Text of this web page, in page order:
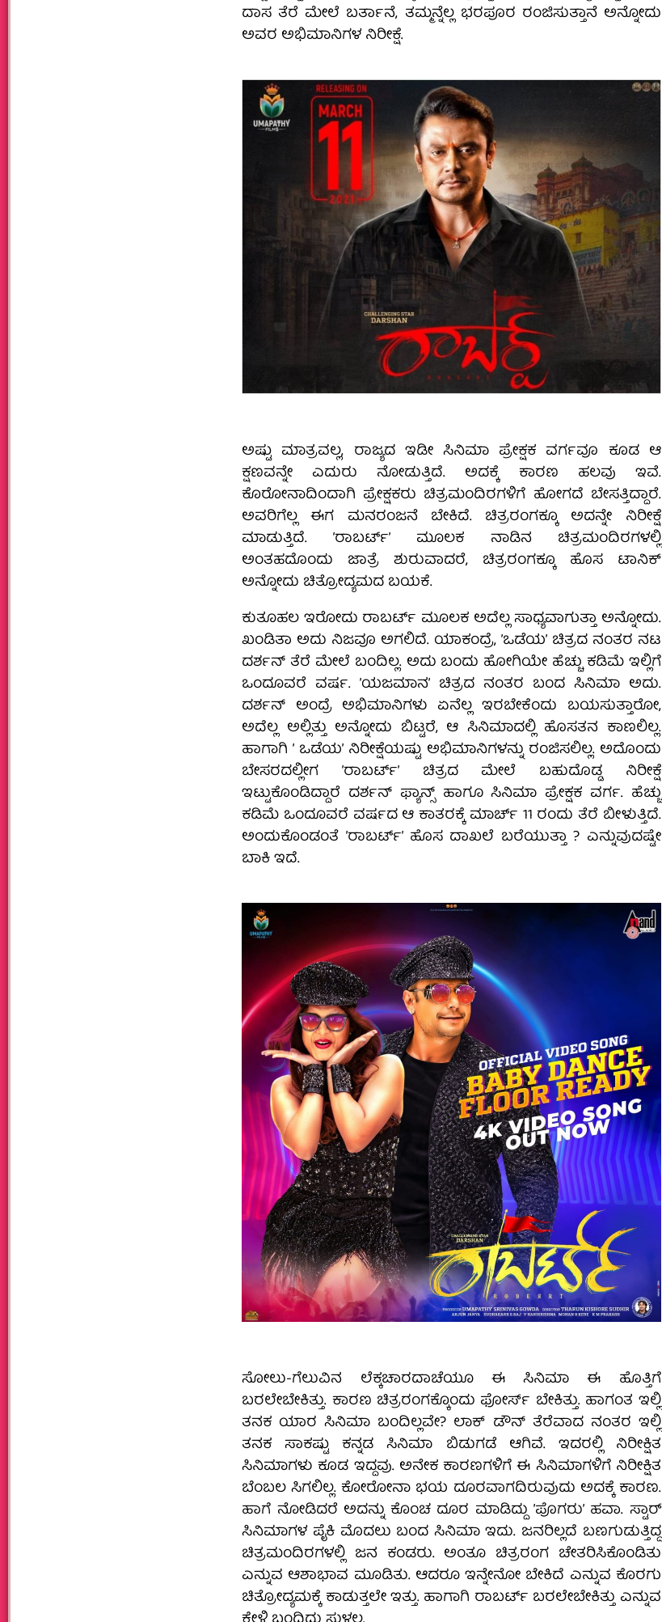
ದಾಸ ತೆರೆ ಮೇಲೆ ಬರ್ತಾನೆ, ತಮ್ಮನ್ನೆಲ್ಲ ಭರಪೂರ ರಂಜಿಸುತ್ತಾನೆ ಅನ್ನೋದು
ಅವರ ಅಭಿಮಾನಿಗಳ ನಿರೀಕ್ಷೆ.
ಅಷ್ಟು ಮಾತ್ರವಲ್ಲ, ರಾಜ್ಯದ ಇಡೀ ಸಿನಿಮಾ ಪ್ರೇಕ್ಷಕ ವರ್ಗವೂ ಕೂಡ ಆ
ಕ್ಷಣವನ್ನೇ ಎದುರು ನೋಡುತ್ತಿದೆ. ಅದಕ್ಕೆ ಕಾರಣ ಹಲವು ಇವೆ.
ಕೊರೋನಾದಿಂದಾಗಿ ಪ್ರೇಕ್ಷಕರು ಚಿತ್ರಮಂದಿರಗಳಿಗೆ ಹೋಗದೆ ಬೇಸತ್ತಿದ್ದಾರೆ.
ಅವರಿಗೆಲ್ಲ ಈಗ ಮನರಂಜನೆ ಬೇಕಿದೆ. ಚಿತ್ರರಂಗಕ್ಕೂ ಅದನ್ನೇ ನಿರೀಕ್ಷೆ
ಮಾಡುತ್ತಿದೆ. ʼರಾಬರ್ಟ್‌ʼ ಮೂಲಕ ನಾಡಿನ ಚಿತ್ರಮಂದಿರಗಳಲ್ಲಿ
ಅಂತಹದೊಂದು ಜಾತ್ರೆ ಶುರುವಾದರೆ, ಚಿತ್ರರಂಗಕ್ಕೂ ಹೊಸ ಟಾನಿಕ್‌
ಅನ್ನೋದು ಚಿತ್ರೋದ್ಯಮದ ಬಯಕೆ.
ಕುತೂಹಲ ಇರೋದು ರಾಬರ್ಟ್‌ ಮೂಲಕ ಅದೆಲ್ಲ ಸಾಧ್ಯವಾಗುತ್ತಾ ಅನ್ನೋದು.
ಖಂಡಿತಾ ಅದು ನಿಜವೂ ಅಗಲಿದೆ. ಯಾಕಂದ್ರೆ, ʼಒಡೆಯʼ ಚಿತ್ರದ ನಂತರ ನಟ
ದರ್ಶನ್‌ ತೆರೆ ಮೇಲೆ ಬಂದಿಲ್ಲ. ಅದು ಬಂದು ಹೋಗಿಯೇ ಹೆಚ್ಚು ಕಡಿಮೆ ಇಲ್ಲಿಗೆ
ಒಂದೂವರೆ ವರ್ಷ. ʼಯಜಮಾನʼ ಚಿತ್ರದ ನಂತರ ಬಂದ ಸಿನಿಮಾ ಅದು.
ದರ್ಶನ್‌ ಅಂದ್ರೆ ಅಭಿಮಾನಿಗಳು ಏನೆಲ್ಲ ಇರಬೇಕೆಂದು ಬಯಸುತ್ತಾರೋ,
ಅದೆಲ್ಲ ಅಲ್ಲಿತ್ತು ಅನ್ನೋದು ಬಿಟ್ಟರೆ, ಆ ಸಿನಿಮಾದಲ್ಲಿ ಹೊಸತನ ಕಾಣಲಿಲ್ಲ.
ಹಾಗಾಗಿ ʼ ಒಡೆಯʼ ನಿರೀಕ್ಷೆಯಷ್ಟು ಅಭಿಮಾನಿಗಳನ್ನು ರಂಜಿಸಲಿಲ್ಲ. ಅದೊಂದು
ಬೇಸರದಲ್ಲೀಗ ʼರಾಬರ್ಟ್‌ʼ ಚಿತ್ರದ ಮೇಲೆ ಬಹುದೊಡ್ಡ ನಿರೀಕ್ಷೆ
ಇಟ್ಟುಕೊಂಡಿದ್ದಾರೆ ದರ್ಶನ್‌ ಫ್ಯಾನ್ಸ್‌ ಹಾಗೂ ಸಿನಿಮಾ ಪ್ರೇಕ್ಷಕ ವರ್ಗ. ಹೆಚ್ಚು
ಕಡಿಮೆ ಒಂದೂವರೆ ವರ್ಷದ ಆ ಕಾತರಕ್ಕೆ ಮಾರ್ಚ್‌ 11 ರಂದು ತೆರೆ ಬೀಳುತ್ತಿದೆ.
ಅಂದುಕೊಂಡಂತೆ ʼರಾಬರ್ಟ್‌ʼ ಹೊಸ ದಾಖಲೆ ಬರೆಯುತ್ತಾ ? ಎನ್ನುವುದಷ್ಟೇ
ಬಾಕಿ ಇದೆ.
ಸೋಲು-ಗೆಲುವಿನ ಲೆಕ್ಕಚಾರದಾಚೆಯೂ ಈ ಸಿನಿಮಾ ಈ ಹೊತ್ತಿಗೆ
ಬರಲೇಬೇಕಿತ್ತು. ಕಾರಣ ಚಿತ್ರರಂಗಕ್ಕೊಂದು ಫೋರ್ಸ್‌ ಬೇಕಿತ್ತು. ಹಾಗಂತ ಇಲ್ಲಿ
ತನಕ ಯಾರ ಸಿನಿಮಾ ಬಂದಿಲ್ಲವೇ? ಲಾಕ್‌ ಡೌನ್‌ ತೆರೆವಾದ ನಂತರ ಇಲ್ಲಿ
ತನಕ ಸಾಕಷ್ಟು ಕನ್ನಡ ಸಿನಿಮಾ ಬಿಡುಗಡೆ ಆಗಿವೆ. ಇದರಲ್ಲಿ ನಿರೀಕ್ಷಿತ
ಸಿನಿಮಾಗಳು ಕೂಡ ಇದ್ದವು. ಅನೇಕ ಕಾರಣಗಳಿಗೆ ಈ ಸಿನಿಮಾಗಳಿಗೆ ನಿರೀಕ್ಷಿತ
ಬೆಂಬಲ ಸಿಗಲಿಲ್ಲ. ಕೋರೋನಾ ಭಯ ದೂರವಾಗದಿರುವುದು ಅದಕ್ಕೆ ಕಾರಣ.
ಹಾಗೆ ನೋಡಿದರೆ ಅದನ್ನು ಕೊಂಚ ದೂರ ಮಾಡಿದ್ದು ʼಪೊಗರುʼ ಹವಾ. ಸ್ಟಾರ್‌
ಸಿನಿಮಾಗಳ ಪೈಕಿ ಮೊದಲು ಬಂದ ಸಿನಿಮಾ ಇದು. ಜನರಿಲ್ಲದೆ ಬಣಗುಡುತ್ತಿದ್ದ
ಚಿತ್ರಮಂದಿರಗಳಲ್ಲಿ ಜನ ಕಂಡರು. ಅಂತೂ ಚಿತ್ರರಂಗ ಚೇತರಿಸಿಕೊಂಡಿತು
ಎನ್ನುವ ಆಶಾಭಾವ ಮೂಡಿತು. ಆದರೂ ಇನ್ನೇನೋ ಬೇಕಿದೆ ಎನ್ನುವ ಕೊರಗು
ಚಿತ್ರೋದ್ಯಮಕ್ಕೆ ಕಾಡುತ್ತಲೇ ಇತ್ತು. ಹಾಗಾಗಿ ರಾಬರ್ಟ್‌ ಬರಲೇಬೇಕಿತ್ತು ಎನ್ನುವ